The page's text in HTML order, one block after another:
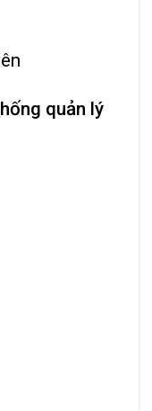
quản lý